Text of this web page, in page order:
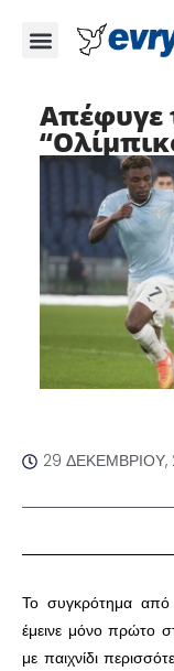
Απέφυγε
29 ΔΕΚΕΜΒΡΊΟΥ,
Το συγκρότημα
έμεινε μόνο πρώτο
με παιχνίδι